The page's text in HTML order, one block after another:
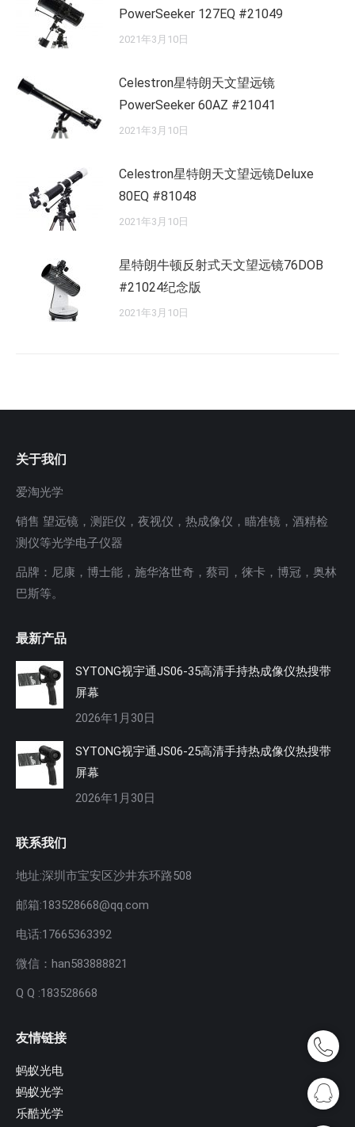
PowerSeeker 127EQ #21049
2021年3月10日
Celestron星特朗天文望远镜
PowerSeeker 60AZ #21041
2021年3月10日
Celestron星特朗天文望远镜Deluxe
80EQ #81048
2021年3月10日
星特朗牛顿反射式天文望远镜76DOB
#21024纪念版
2021年3月10日
关于我们
爱淘光学
销售 望远镜，测距仪，夜视仪，热成像仪，瞄准镜，酒精检
测仪等光学电子仪器
品牌：尼康，博士能，施华洛世奇，蔡司，徕卡，博冠，奥林
巴斯等。
最新产品
SYTONG视宇通JS06-35高清手持热成像仪热搜带
屏幕
2026年1月30日
SYTONG视宇通JS06-25高清手持热成像仪热搜带
屏幕
2026年1月30日
联系我们
地址:深圳市宝安区沙井东环路508
邮箱:183528668@qq.com
电话:17665363392
微信：han583888821
Q Q :183528668
友情链接
蚂蚁光电
蚂蚁光学
乐酷光学